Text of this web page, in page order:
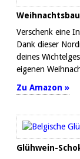
Verschenk eine
Dank dieser
deines
eigenen
Zu Amazon »
Glühwein-